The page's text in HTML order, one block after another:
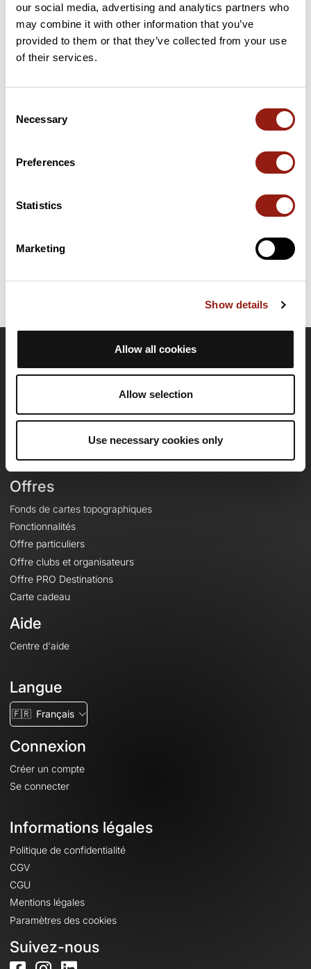
our social media, advertising and analytics partners who
may combine it with other information that you’ve
provided to them or that they’ve collected from your use
of their services.
Selection
Necessary
Preferences
Statistics
Marketing
Show details
Allow all cookies
Allow selection
Use necessary cookies only
Cols le long du parcours
33 km
Résumé
Lapalisse. Ce parcours emprunte 117,8 km de routes. Il présente
une ascension cumulée de plus de 1590m. Prévoyez environ 6
Dernière modification de la fiche parcours: 5 avril 2024 à 08:56:59.
Identifiant du parcours: 18667548
OpenRunner
À propos
Le Mag'
Offres
Fonds de cartes topographiques
Fonctionnalités
Offre particuliers
Offre clubs et organisateurs
Offre PRO Destinations
Carte cadeau
Aide
Centre d'aide
Langue
🇫🇷 Français
Connexion
Créer un compte
Se connecter
Informations légales
Politique de confidentialité
CGV
CGU
Mentions légales
Paramètres des cookies
Suivez-nous